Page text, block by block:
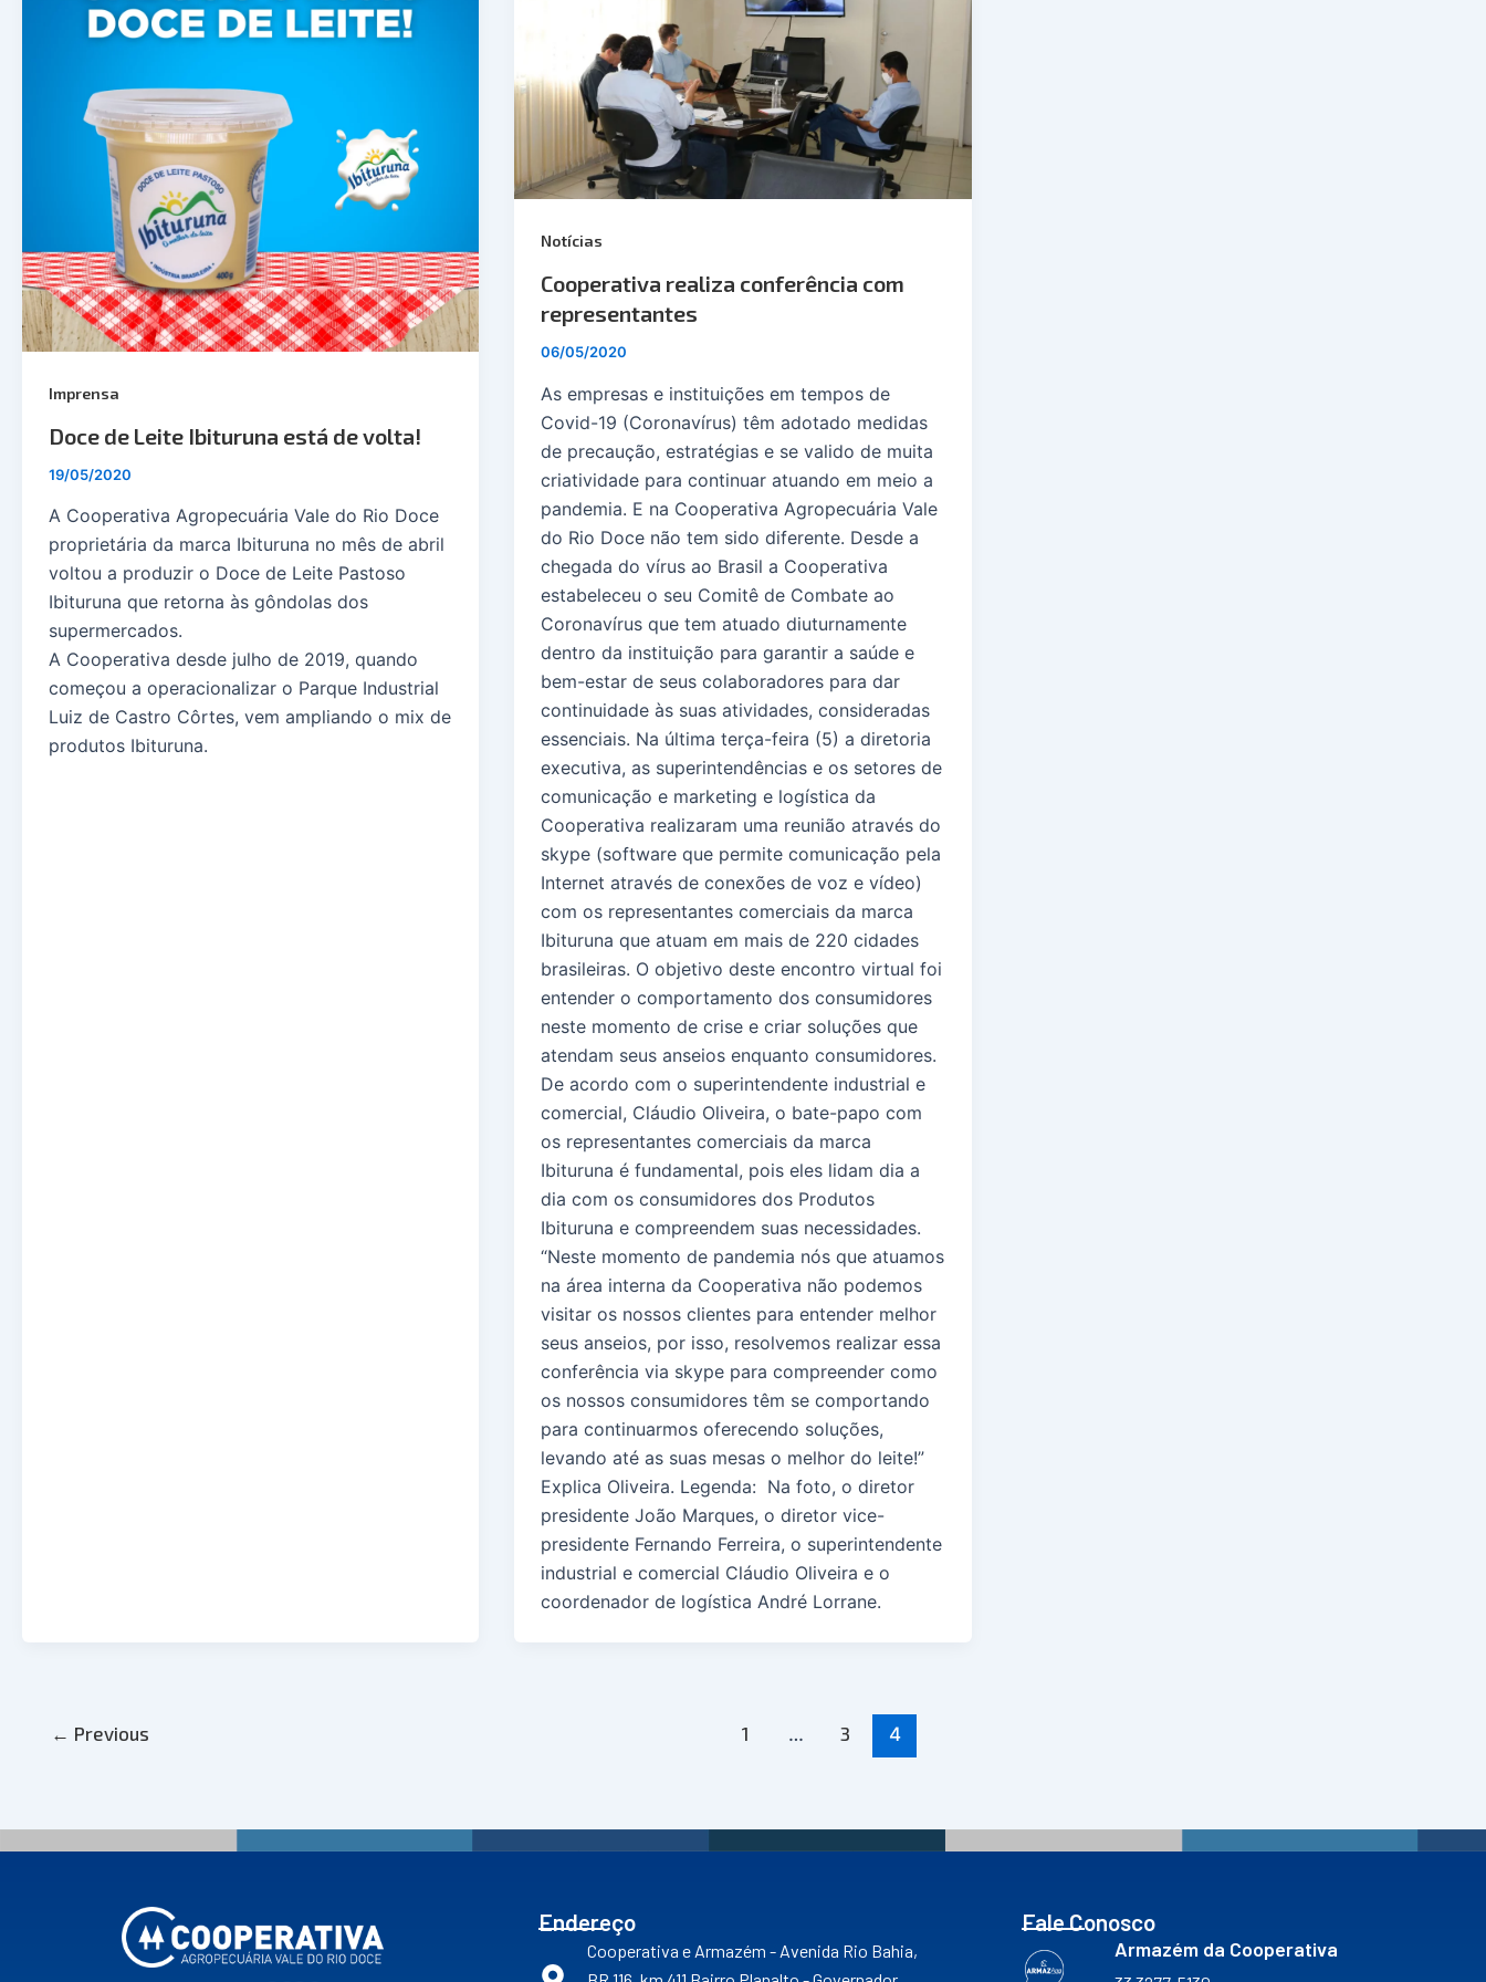
Imprensa
Doce de Leite Ibituruna está de volta!
19/05/2020
A Cooperativa Agropecuária Vale do Rio Doce
proprietária da marca Ibituruna no mês de abril
voltou a produzir o Doce de Leite Pastoso
Ibituruna que retorna às gôndolas dos
supermercados.
A Cooperativa desde julho de 2019, quando
começou a operacionalizar o Parque Industrial
Luiz de Castro Côrtes, vem ampliando o mix de
produtos Ibituruna.
Notícias
Cooperativa realiza conferência com
representantes
06/05/2020
As empresas e instituições em tempos de
Covid-19 (Coronavírus) têm adotado medidas
de precaução, estratégias e se valido de muita
criatividade para continuar atuando em meio a
pandemia. E na Cooperativa Agropecuária Vale
do Rio Doce não tem sido diferente. Desde a
chegada do vírus ao Brasil a Cooperativa
estabeleceu o seu Comitê de Combate ao
Coronavírus que tem atuado diuturnamente
dentro da instituição para garantir a saúde e
bem-estar de seus colaboradores para dar
continuidade às suas atividades, consideradas
essenciais. Na última terça-feira (5) a diretoria
executiva, as superintendências e os setores de
comunicação e marketing e logística da
Cooperativa realizaram uma reunião através do
skype (software que permite comunicação pela
Internet através de conexões de voz e vídeo)
com os representantes comerciais da marca
Ibituruna que atuam em mais de 220 cidades
brasileiras. O objetivo deste encontro virtual foi
entender o comportamento dos consumidores
neste momento de crise e criar soluções que
atendam seus anseios enquanto consumidores.
De acordo com o superintendente industrial e
comercial, Cláudio Oliveira, o bate-papo com
os representantes comerciais da marca
Ibituruna é fundamental, pois eles lidam dia a
dia com os consumidores dos Produtos
Ibituruna e compreendem suas necessidades.
“Neste momento de pandemia nós que atuamos
na área interna da Cooperativa não podemos
visitar os nossos clientes para entender melhor
seus anseios, por isso, resolvemos realizar essa
conferência via skype para compreender como
os nossos consumidores têm se comportando
para continuarmos oferecendo soluções,
levando até as suas mesas o melhor do leite!”
Explica Oliveira. Legenda: Na foto, o diretor
presidente João Marques, o diretor vice-
presidente Fernando Ferreira, o superintendente
industrial e comercial Cláudio Oliveira e o
coordenador de logística André Lorrane.
← Previous 1 … 3 4
Endereço
Cooperativa e Armazém - Avenida Rio Bahia,
Fale Conosco
Armazém da Cooperativa